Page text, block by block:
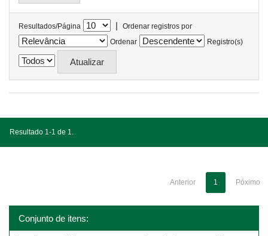
Resultados/Página |
Ordenar registros por
Ordenar
Registro(s)
Resultado 1-1 de 1.
Anterior 1 Póximo
Conjunto de itens: